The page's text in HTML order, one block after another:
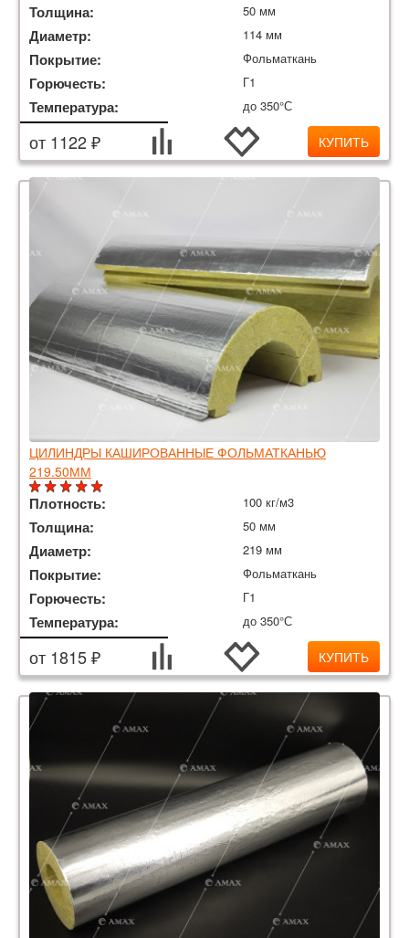
Толщина: 50 мм
Диаметр: 114 мм
Покрытие: Фольматкань
Горючесть: Г1
Температура: до 350°С
от 1122 ₽ КУПИТЬ
ЦИЛИНДРЫ КАШИРОВАННЫЕ ФОЛЬМАТКАНЬЮ
219.50ММ
Плотность: 100 кг/м3
Толщина: 50 мм
Диаметр: 219 мм
Покрытие: Фольматкань
Горючесть: Г1
Температура: до 350°С
от 1815 ₽ КУПИТЬ